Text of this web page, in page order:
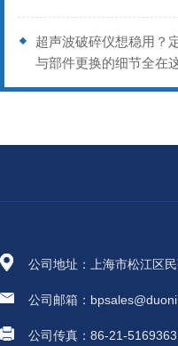
超声波破碎仪想稳用？
与部件更换的细节全在
公司地址：上海市松江区
公司邮箱：
公司传真：86-21-